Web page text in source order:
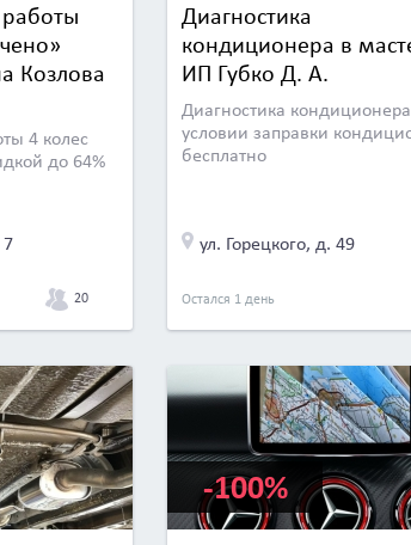
Козлова
4 колес
до 64%
20
Диагностика
кондиционера в
ИП Губко Д. А.
Диагностика
условии заправки
бесплатно
ул. Горецкого, д. 49
Остался 1 день
-100%